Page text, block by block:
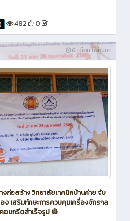
482 0
6 เดือน ที่ผ่านมา
งก่อสร้าง วิทยาลัยเทคนิคบ้านค่าย จับ
ง เสริมทักษะการควบคุมเครื่องจักรกล
อนกรีตสำเร็จรูป 👷